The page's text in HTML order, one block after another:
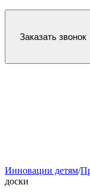
Заказать звонок
Инновации детям/
доски